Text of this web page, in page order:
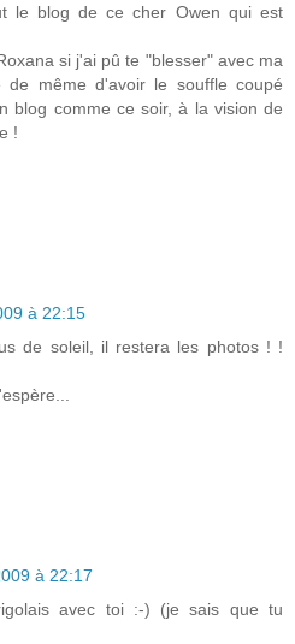
le blog de ce cher Owen qui est
si j'ai pû te "blesser" avec ma
de même d'avoir le souffle coupé
blog comme ce soir, à la vision de
!
à 22:15
de soleil, il restera les photos ! !
à 22:17
avec toi :-) (je sais que tu